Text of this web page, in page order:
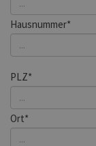
Hausnummer*
PLZ*
Ort*